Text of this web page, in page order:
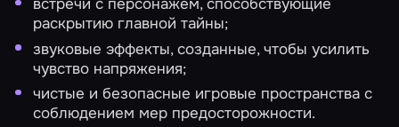
раскрытию главной тайны;
звуковые эффекты, созданные, чтобы усилить
чувство напряжения;
чистые и безопасные игровые пространства с
соблюдением мер предосторожности.